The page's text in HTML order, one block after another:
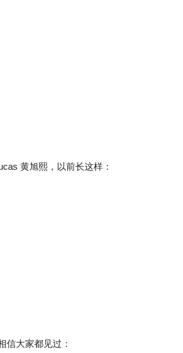
黄旭熙，以前长这样：
信大家都见过：